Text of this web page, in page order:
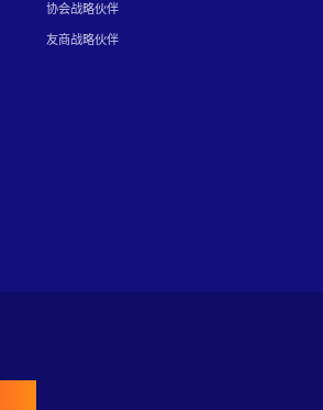
协会战略伙伴
友商战略伙伴